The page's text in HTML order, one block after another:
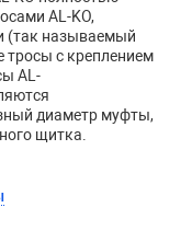
AL-KO,
(так называемый
с креплением
AL -
диаметр муфты,
щитка.